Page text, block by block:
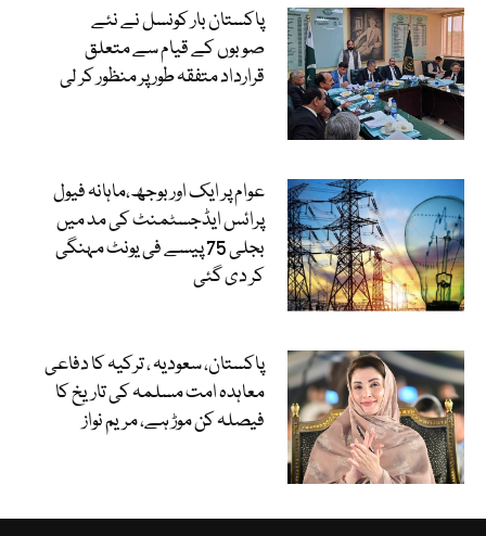
پاکستان بار کونسل نے نئے
صوبوں کے قیام سے متعلق
قرارداد متفقہ طور پر منظور کر لی
عوام پر ایک اور بوجھ،ماہانہ فیول
پرائس ایڈجسٹمنٹ کی مد میں
بجلی 75 پیسے فی یونٹ مہنگی
کر دی گئی
پاکستان، سعودیہ ، ترکیہ کا دفاعی
معاہدہ امت مسلمہ کی تاریخ کا
فیصلہ کن موڑ ہے، مریم نواز